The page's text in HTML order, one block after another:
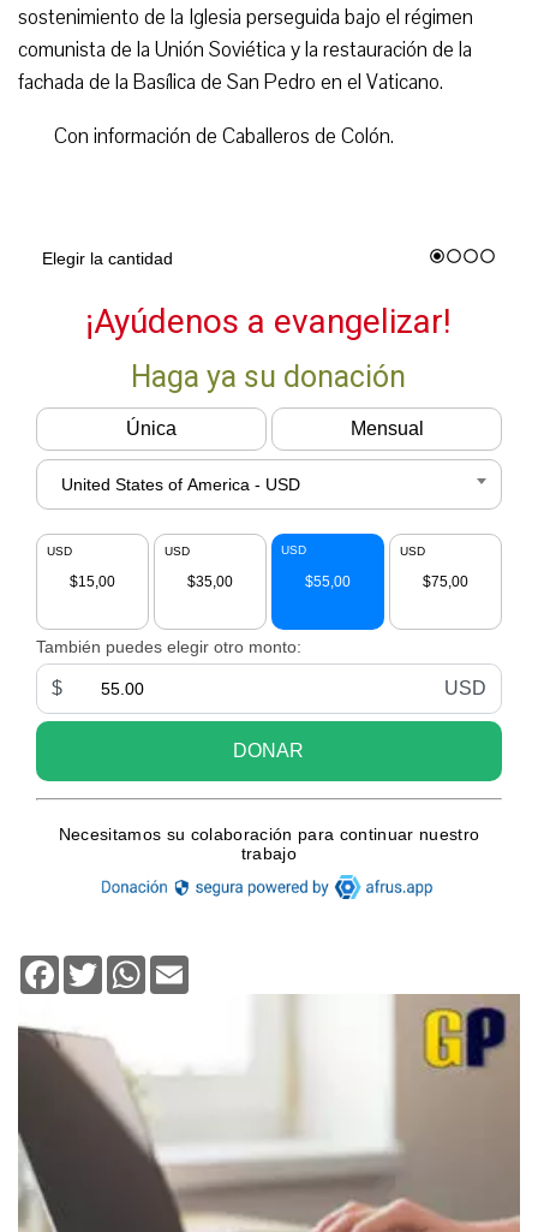
sostenimiento de la Iglesia perseguida bajo el régimen
comunista de la Unión Soviética y la restauración de la
fachada de la Basílica de San Pedro en el Vaticano.
Con información de Caballeros de Colón.
Facebook
TwitterWhatsApp